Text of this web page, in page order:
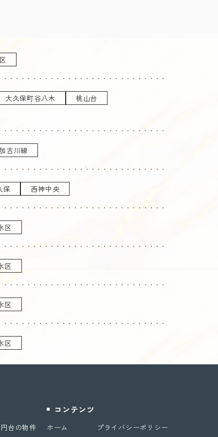
大久保町谷八木 桃山台
古川線
保 西神中央
区
区
区
区
台の物件
コンテンツ
ホーム プライバシーポリシー